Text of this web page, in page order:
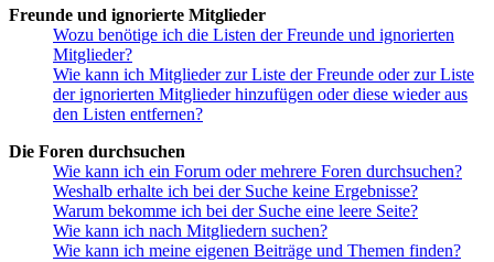
Freunde und ignorierte Mitglieder
Wozu benötige ich die Listen der Freunde und ignorierten
Mitglieder?
Wie kann ich Mitglieder zur Liste der Freunde oder zur Liste
der ignorierten Mitglieder hinzufügen oder diese wieder aus
den Listen entfernen?
Die Foren durchsuchen
Wie kann ich ein Forum oder mehrere Foren durchsuchen?
Weshalb erhalte ich bei der Suche keine Ergebnisse?
Warum bekomme ich bei der Suche eine leere Seite?
Wie kann ich nach Mitgliedern suchen?
Wie kann ich meine eigenen Beiträge und Themen finden?